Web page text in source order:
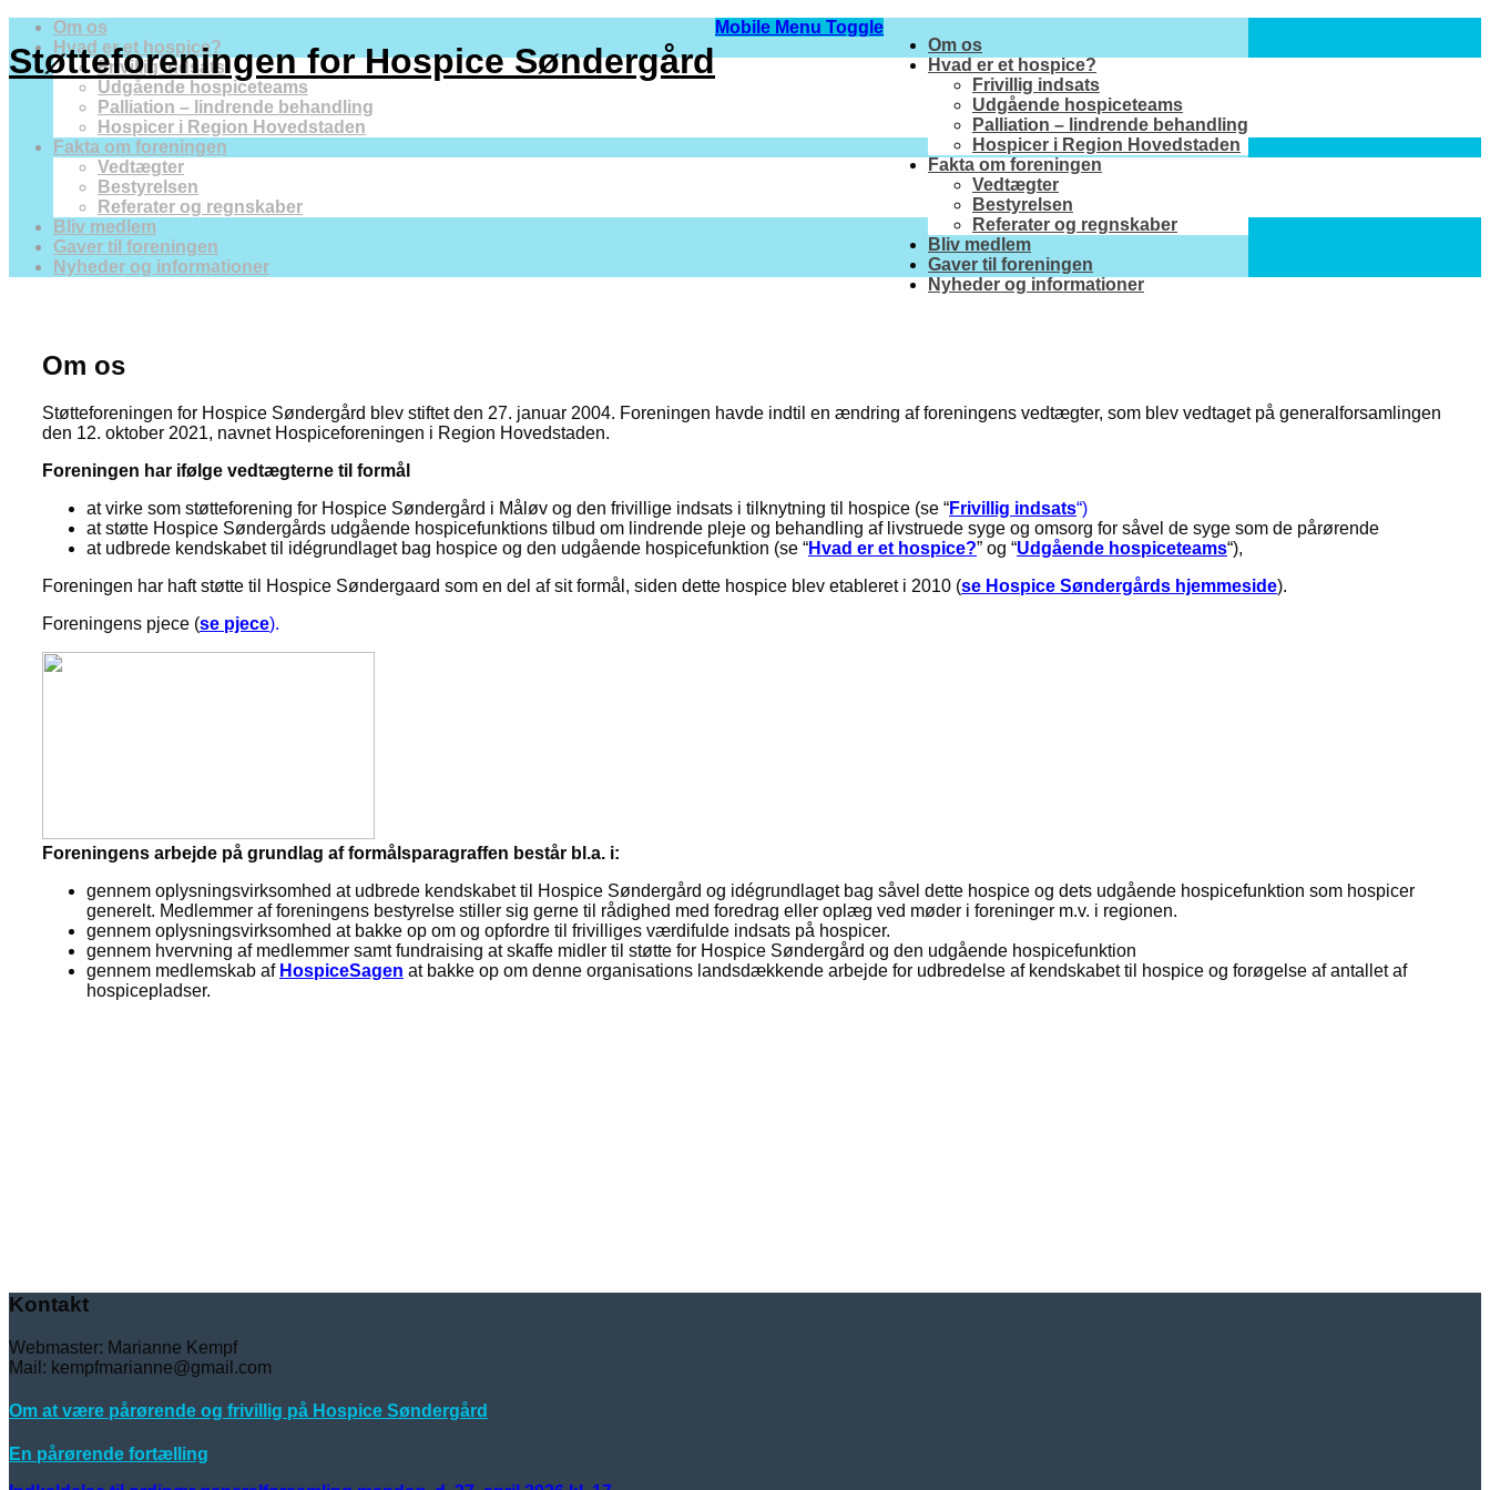
Støtteforeningen for Hospice Søndergård
Om os
Hvad er et hospice?
Frivillig indsats
Udgående hospiceteams
Palliation – lindrende behandling
Hospicer i Region Hovedstaden
Fakta om foreningen
Vedtægter
Bestyrelsen
Referater og regnskaber
Bliv medlem
Gaver til foreningen
Nyheder og informationer
Mobile Menu Toggle
Om os
Hvad er et hospice?
Frivillig indsats
Udgående hospiceteams
Palliation – lindrende behandling
Hospicer i Region Hovedstaden
Fakta om foreningen
Vedtægter
Bestyrelsen
Referater og regnskaber
Bliv medlem
Gaver til foreningen
Nyheder og informationer
Om os
Støtteforeningen for Hospice Søndergård blev stiftet den 27. januar 2004. Foreningen havde indtil en ændring af foreningens vedtægter, som blev vedtaget på generalforsamlingen
den 12. oktober 2021, navnet Hospiceforeningen i Region Hovedstaden.
Foreningen har ifølge vedtægterne til formål
at virke som støtteforening for Hospice Søndergård i Måløv og den frivillige indsats i tilknytning til hospice (se “Frivillig indsats“)
at støtte Hospice Søndergårds udgående hospicefunktions tilbud om lindrende pleje og behandling af livstruede syge og omsorg for såvel de syge som de pårørende
at udbrede kendskabet til idégrundlaget bag hospice og den udgående hospicefunktion (se “Hvad er et hospice?” og “Udgående hospiceteams“),
Foreningen har haft støtte til Hospice Søndergaard som en del af sit formål, siden dette hospice blev etableret i 2010 (se Hospice Søndergårds hjemmeside).
Foreningens pjece (se pjece).
Foreningens arbejde på grundlag af formålsparagraffen består bl.a. i:
gennem oplysningsvirksomhed at udbrede kendskabet til Hospice Søndergård og idégrundlaget bag såvel dette hospice og dets udgående hospicefunktion som hospicer
generelt. Medlemmer af foreningens bestyrelse stiller sig gerne til rådighed med foredrag eller oplæg ved møder i foreninger m.v. i regionen.
gennem oplysningsvirksomhed at bakke op om og opfordre til frivilliges værdifulde indsats på hospicer.
gennem hvervning af medlemmer samt fundraising at skaffe midler til støtte for Hospice Søndergård og den udgående hospicefunktion
gennem medlemskab af HospiceSagen at bakke op om denne organisations landsdækkende arbejde for udbredelse af kendskabet til hospice og forøgelse af antallet af
hospicepladser.
Kontakt
Webmaster: Marianne Kempf
Mail: kempfmarianne@gmail.com
Om at være pårørende og frivillig på Hospice Søndergård
En pårørende fortælling